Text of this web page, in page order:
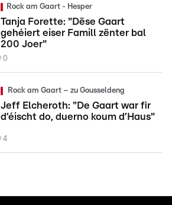
Rock am Gaart - Hesper
Tanja Forette: "Dëse Gaart
gehéiert eiser Famill zënter bal
200 Joer"
0
Rock am Gaart – zu Gousseldeng
Jeff Elcheroth: "De Gaart war fir
d’éischt do, duerno koum d’Haus"
4